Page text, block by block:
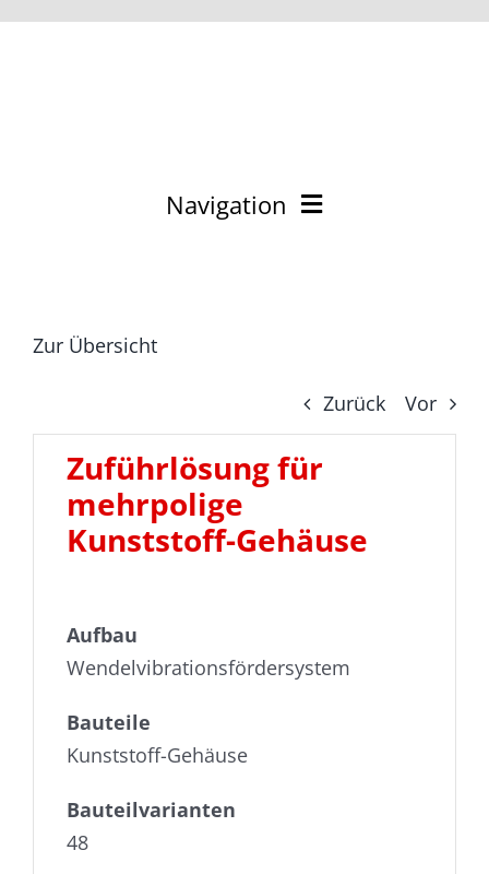
Zum
Navigation
Kontakt
Datenschutz
Impressum
Zur Übersicht
Zurück Vor
Zuführlösung für
mehrpolige
Kunststoff-Gehäuse
Aufbau
Wendelvibrationsfördersystem
Bauteile
Kunststoff-Gehäuse
Bauteilvarianten
48